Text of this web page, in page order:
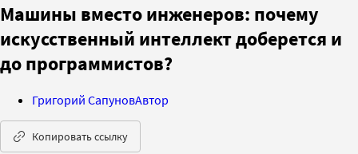
Машины вместо инженеров: почему
искусственный интеллект доберется и
до программистов?
Григорий СапуновАвтор
Копировать ссылку